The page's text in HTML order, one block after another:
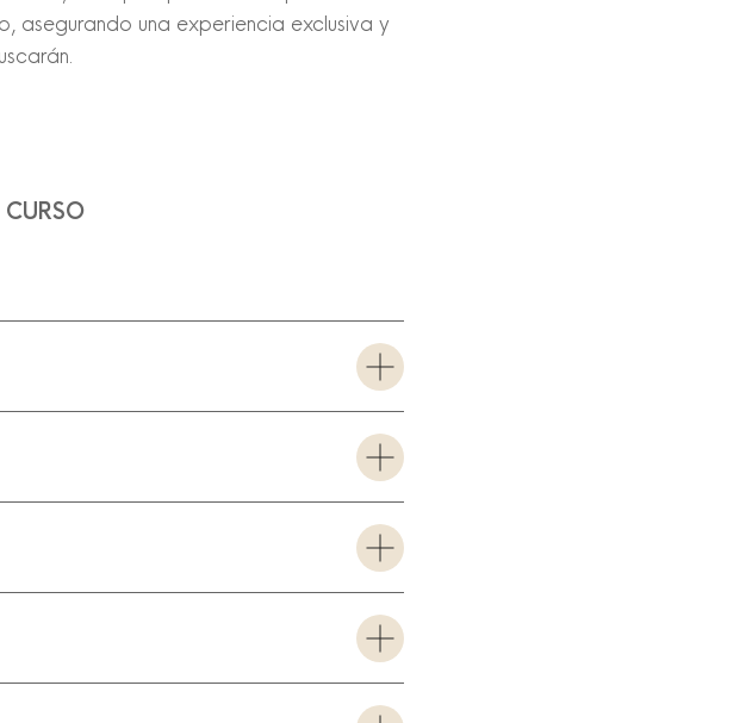
asegurando una experiencia exclusiva y